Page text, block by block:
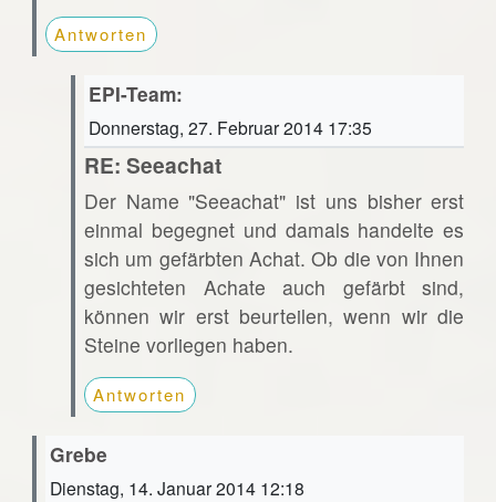
Antworten
EPI-Team:
Donnerstag, 27. Februar 2014 17:35
RE: Seeachat
Der Name "Seeachat" ist uns bisher erst
einmal begegnet und damals handelte es
sich um gefärbten Achat. Ob die von Ihnen
gesichteten Achate auch gefärbt sind,
können wir erst beurteilen, wenn wir die
Steine vorliegen haben.
Antworten
Grebe
Dienstag, 14. Januar 2014 12:18